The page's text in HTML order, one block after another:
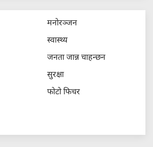
मनोरञ्जन
स्वास्थ्य
जनता जान्न चाहन्छन
सुरक्षा
फोटो फिचर